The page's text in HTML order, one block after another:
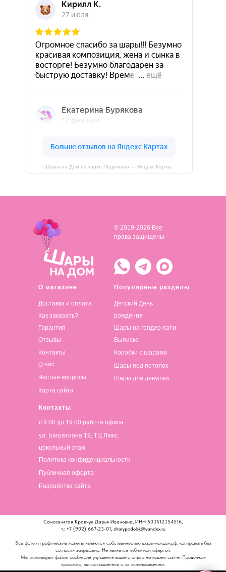
Шары на Дом на карте Подольска — Яндекс Карты
О магазине
Доставка и оплата
Популярные разделы
Детский День
рождения
Контакты
© 2019-2026 Все
права защищены
Как заказать?
Гарантия
Отзывы
Контакты
О нас
Частые вопросы
Карта сайта
Шары на гендер пати
Выписка
Коробки с шарами
Шары под потолок
Шары для девушки
с 9:00 до 19:00 работа офиса
ул. Багратиона 19, ТЦ Люкс,
цокольный этаж
Политика конфиденциальности
Публичная оферта
Разработка сайта
Самозанятая Кравчук Дарья Ивановна, ИНН 503512354516,
т.: +7 (902) 667-23-01, sharypodolsk@yandex.ru
Все фото и графические макеты являются собственностью шары-на-дом.рф, копировать без
согласия запрещено. Не является публичной офертой.
Мы используем файлы cookie для улучшения вашего опыта на нашем сайте. Продолжая
просмотр, вы соглашаетесь с их использованием.